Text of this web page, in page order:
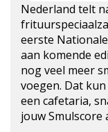
Nederland telt
eerste
aan komende
nog veel meer
voegen. Dat
een cafetaria,
jouw Smulscore